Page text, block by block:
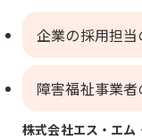
企業の採用担
障害福祉事業
株式会社エス・エム